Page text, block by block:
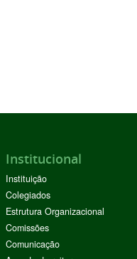
Institucional
Instituição
Colegiados
Estrutura Organizacional
Comissões
Comunicação